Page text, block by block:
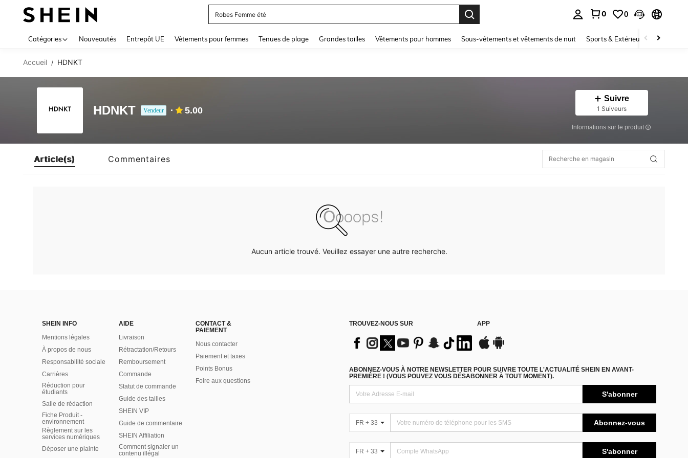
Robes Femme été
0 0
Catégories Nouveautés Entrepôt UE Vêtements pour femmes Tenues de plage Grandes tailles Vêtements pour hommes Sous-vêtements et vêtements de nuit Sports & Extérieur Enfants
Accueil / HDNKT
HDNKT Vendeur 5.00
Suivre
1 Suiveurs
Informations sur le produit
Article(s) Commentaires
Aucun article trouvé. Veuillez essayer une autre recherche.
SHEIN INFO
Mentions légales
À propos de nous
Responsabilité sociale
Carrières
Réduction pour
étudiants
Salle de rédaction
Fiche Produit -
environnement
Règlement sur les
services numériques
Déposer une plainte
AIDE
Livraison
Rétractation/Retours
Remboursement
Commande
Statut de commande
Guide des tailles
SHEIN VIP
Guide de commentaire
SHEIN Affiliation
Comment signaler un
contenu illégal
CONTACT &
PAIEMENT
Nous contacter
Paiement et taxes
Points Bonus
Foire aux questions
TROUVEZ-NOUS SUR APP
ABONNEZ-VOUS À NOTRE NEWSLETTER POUR SUIVRE TOUTE L'ACTUALITÉ SHEIN EN AVANT-
PREMIÈRE ! (VOUS POUVEZ VOUS DÉSABONNER À TOUT MOMENT).
S'abonner
FR + 33 Abonnez-vous
FR + 33 S'abonner